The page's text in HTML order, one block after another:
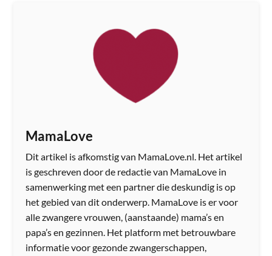
MamaLove
Dit artikel is afkomstig van MamaLove.nl. Het artikel
is geschreven door de redactie van MamaLove in
samenwerking met een partner die deskundig is op
het gebied van dit onderwerp. MamaLove is er voor
alle zwangere vrouwen, (aanstaande) mama’s en
papa’s en gezinnen. Het platform met betrouwbare
informatie voor gezonde zwangerschappen,